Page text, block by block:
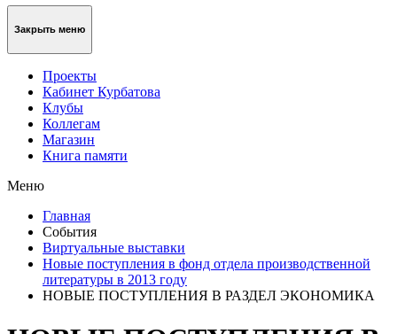
Закрыть меню
Проекты
Кабинет Курбатова
Клубы
Коллегам
Магазин
Книга памяти
Меню
Главная
События
Виртуальные выставки
Новые поступления в фонд отдела производственной
литературы в 2013 году
НОВЫЕ ПОСТУПЛЕНИЯ В РАЗДЕЛ ЭКОНОМИКА